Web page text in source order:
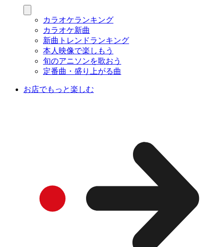
カラオケランキング
カラオケ新曲
新曲トレンドランキング
本人映像で楽しもう
旬のアニソンを歌おう
定番曲・盛り上がる曲
お店でもっと楽しむ